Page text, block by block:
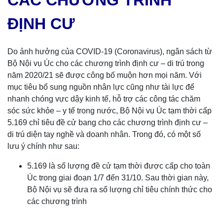
ĐỊNH CƯ
Do ảnh hưởng của COVID-19 (Coronavirus), ngân sách từ
Bộ Nội vụ Úc cho các chương trình định cư – di trú trong
năm 2020/21 sẽ được công bố muộn hơn mọi năm. Với
mục tiêu bổ sung nguồn nhân lực cũng như tài lực để
nhanh chóng vực dậy kinh tế, hỗ trợ các công tác chăm
sóc sức khỏe – y tế trong nước, Bộ Nội vụ Úc tạm thời cấp
5.169 chỉ tiêu đề cử bang cho các chương trình định cư –
di trú diện tay nghề và doanh nhân. Trong đó, có một số
lưu ý chính như sau:
5.169 là số lượng đề cử tạm thời được cấp cho toàn
Úc trong giai đoạn 1/7 đến 31/10. Sau thời gian này,
Bộ Nội vụ sẽ đưa ra số lượng chỉ tiêu chính thức cho
các chương trình